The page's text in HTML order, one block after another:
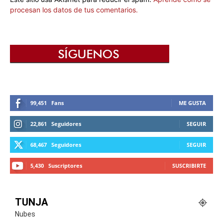
procesan los datos de tus comentarios.
99,451 Fans ME GUSTA
22,861 Seguidores SEGUIR
68,467 Seguidores SEGUIR
5,430 Suscriptores SUSCRIBIRTE
TUNJA
Nubes